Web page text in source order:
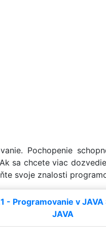
Pochopenie
sa chcete viac
svoje znalosti
- Programovanie v
JAVA